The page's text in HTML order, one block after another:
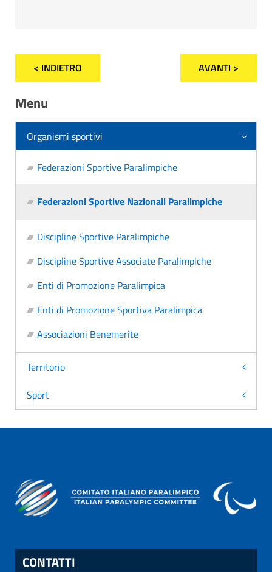
< INDIETRO AVANTI >
Menu
Organismi sportivi
Federazioni Sportive Paralimpiche
Federazioni Sportive Nazionali Paralimpiche
Discipline Sportive Paralimpiche
Discipline Sportive Associate Paralimpiche
Enti di Promozione Paralimpica
Enti di Promozione Sportiva Paralimpica
Associazioni Benemerite
Territorio
Sport
CONTATTI